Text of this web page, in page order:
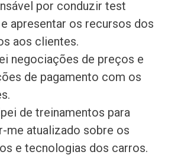
por conduzir test
apresentar os recursos dos
aos clientes.
negociações de preços e
de pagamento com os
de treinamentos para
me atualizado sobre os
e tecnologias dos carros.